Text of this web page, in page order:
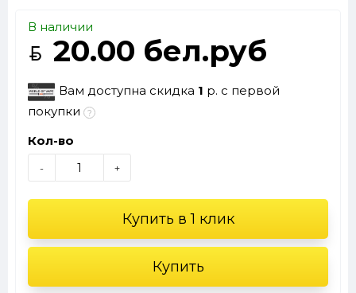
В наличии
20.00 бел.руб
Вам доступна скидка 1 р. с первой
покупки
Кол-во
- +
Купить в 1 клик
Купить